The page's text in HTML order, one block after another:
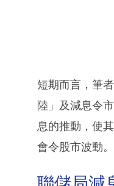
短期而言，筆
陸」及減息令
息的推動，使
會令股市波動。